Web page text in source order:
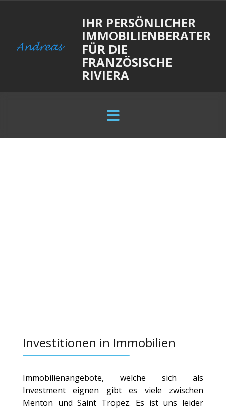
IHR PERSÖNLICHER
IMMOBILIENBERATER
FÜR DIE
FRANZÖSISCHE
RIVIERA
Investitionen in Immobilien
Immobilienangebote, welche sich als
Investment eignen gibt es viele zwischen
Menton und Saint Tropez. Es ist uns leider